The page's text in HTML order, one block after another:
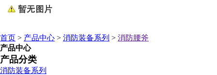
首页 > 产品中心 > 消防装备系列 > 消防腰斧
产品中心
产品分类
消防装备系列